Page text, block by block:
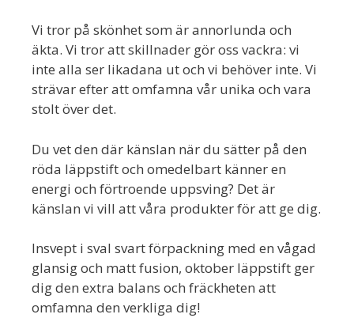
Vi tror på skönhet som är annorlunda och
äkta. Vi tror att skillnader gör oss vackra: vi
inte alla ser likadana ut och vi behöver inte. Vi
strävar efter att omfamna vår unika och vara
stolt över det.
Du vet den där känslan när du sätter på den
röda läppstift och omedelbart känner en
energi och förtroende uppsving? Det är
känslan vi vill att våra produkter för att ge dig.
Insvept i sval svart förpackning med en vågad
glansig och matt fusion, oktober läppstift ger
dig den extra balans och fräckheten att
omfamna den verkliga dig!